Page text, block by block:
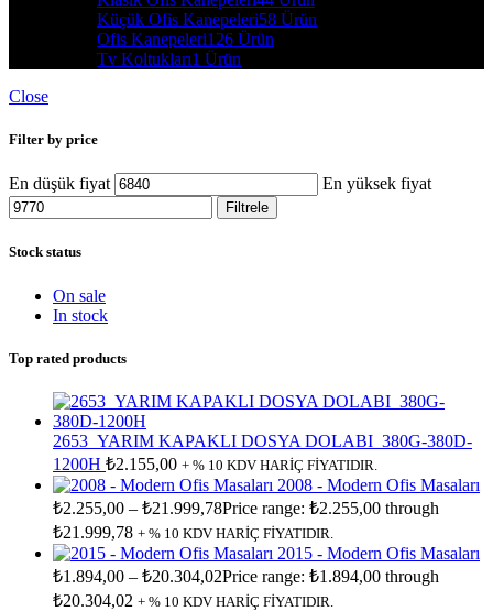
Küçük Ofis Kanepeleri58 Ürün
Ofis Kanepeleri126 Ürün
Tv Koltukları1 Ürün
Close
Filter by price
En düşük fiyat En yüksek fiyat
Filtrele
Stock status
On sale
In stock
Top rated products
2653_YARIM KAPAKLI DOSYA DOLABI_380G-380D-
1200H ₺2.155,00 + % 10 KDV HARİÇ FİYATIDIR.
2008 - Modern Ofis Masaları
₺2.255,00 – ₺21.999,78Price range: ₺2.255,00 through
₺21.999,78 + % 10 KDV HARİÇ FİYATIDIR.
2015 - Modern Ofis Masaları
₺1.894,00 – ₺20.304,02Price range: ₺1.894,00 through
₺20.304,02 + % 10 KDV HARİÇ FİYATIDIR.